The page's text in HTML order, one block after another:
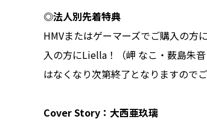
◎法人別先着特典
HMVまたはゲーマーズでご購入の方
入の方にLiella！（岬 なこ・薮島朱
はなくなり次第終了となりますので
Cover Story：大西亜玖璃